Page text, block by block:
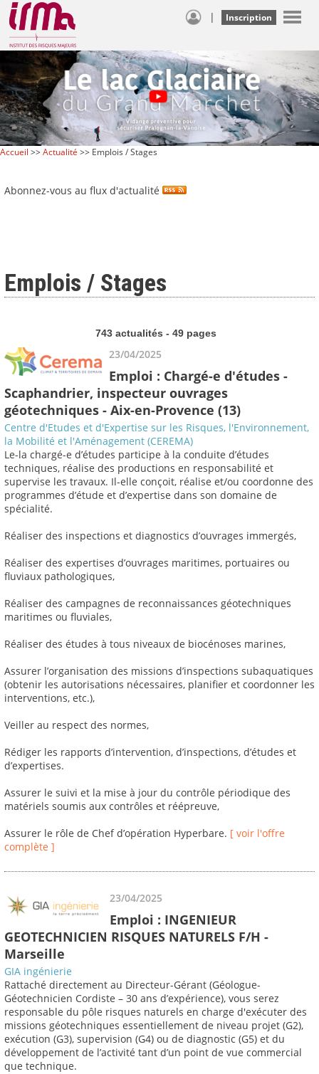
| Inscription
Accueil >>Actualité >> Emplois / Stages
Abonnez-vous au flux d'actualité
Emplois / Stages
743 actualités - 49 pages
23/04/2025
Emploi : Chargé-e d'études -
Scaphandrier, inspecteur ouvrages
géotechniques - Aix-en-Provence (13)
Centre d'Etudes et d'Expertise sur les Risques, l'Environnement,
la Mobilité et l'Aménagement (CEREMA)
Le-la chargé-e d’études participe à la conduite d’études
techniques, réalise des productions en responsabilité et
supervise les travaux. Il-elle conçoit, réalise et/ou coordonne des
programmes d’étude et d’expertise dans son domaine de
spécialité.
Réaliser des inspections et diagnostics d’ouvrages immergés,
Réaliser des expertises d’ouvrages maritimes, portuaires ou
fluviaux pathologiques,
Réaliser des campagnes de reconnaissances géotechniques
maritimes ou fluviales,
Réaliser des études à tous niveaux de biocénoses marines,
Assurer l’organisation des missions d’inspections subaquatiques
(obtenir les autorisations nécessaires, planifier et coordonner les
interventions, etc.),
Veiller au respect des normes,
Rédiger les rapports d’intervention, d’inspections, d’études et
d’expertises.
Assurer le suivi et la mise à jour du contrôle périodique des
matériels soumis aux contrôles et réépreuve,
Assurer le rôle de Chef d’opération Hyperbare. [ voir l'offre
complète ]
23/04/2025
Emploi : INGENIEUR
GEOTECHNICIEN RISQUES NATURELS F/H -
Marseille
GIA ingénierie
Rattaché directement au Directeur-Gérant (Géologue-
Géotechnicien Cordiste – 30 ans d’expérience), vous serez
responsable du pôle risques naturels en charge d'exécuter des
missions géotechniques essentiellement de niveau projet (G2),
exécution (G3), supervision (G4) ou de diagnostic (G5) et du
développement de l’activité tant d’un point de vue commercial
que technique.